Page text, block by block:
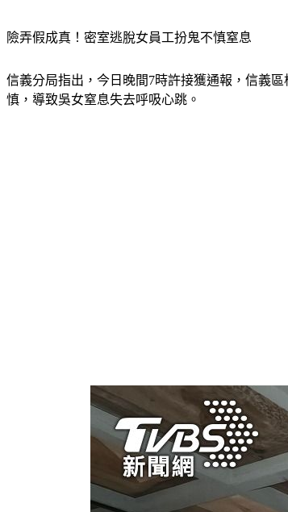
險弄假成真！密室逃脫女員工扮鬼不慎窒息
信義分局指出，今日晚間7時許接獲通報，信義
慎，導致吳女窒息失去呼吸心跳。